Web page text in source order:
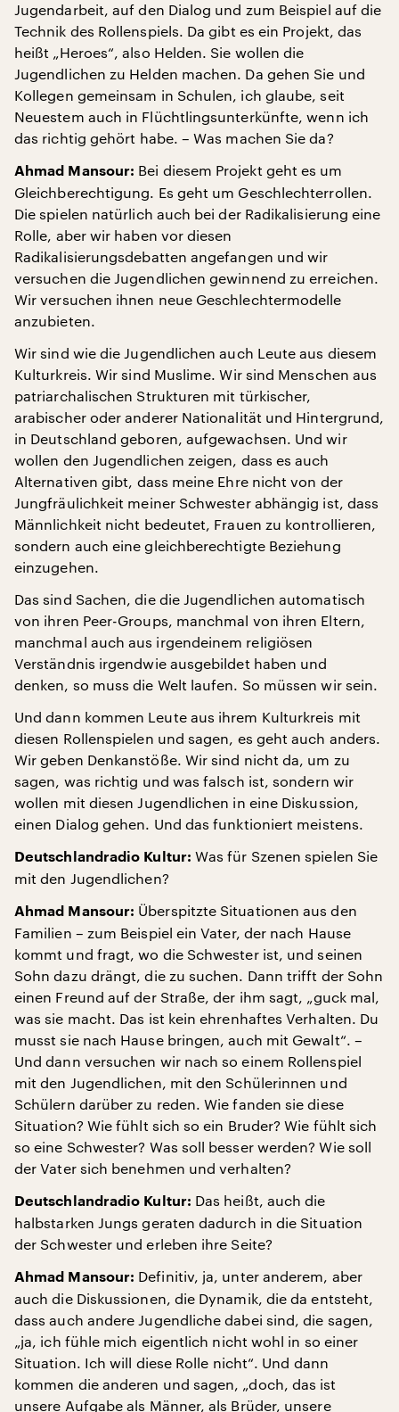
Jugendarbeit, auf den Dialog und zum Beispiel auf die
Technik des Rollenspiels. Da gibt es ein Projekt, das
heißt „Heroes“, also Helden. Sie wollen die
Jugendlichen zu Helden machen. Da gehen Sie und
Kollegen gemeinsam in Schulen, ich glaube, seit
Neuestem auch in Flüchtlingsunterkünfte, wenn ich
das richtig gehört habe. – Was machen Sie da?
Ahmad Mansour: Bei diesem Projekt geht es um
Gleichberechtigung. Es geht um Geschlechterrollen.
Die spielen natürlich auch bei der Radikalisierung eine
Rolle, aber wir haben vor diesen
Radikalisierungsdebatten angefangen und wir
versuchen die Jugendlichen gewinnend zu erreichen.
Wir versuchen ihnen neue Geschlechtermodelle
anzubieten.
Wir sind wie die Jugendlichen auch Leute aus diesem
Kulturkreis. Wir sind Muslime. Wir sind Menschen aus
patriarchalischen Strukturen mit türkischer,
arabischer oder anderer Nationalität und Hintergrund,
in Deutschland geboren, aufgewachsen. Und wir
wollen den Jugendlichen zeigen, dass es auch
Alternativen gibt, dass meine Ehre nicht von der
Jungfräulichkeit meiner Schwester abhängig ist, dass
Männlichkeit nicht bedeutet, Frauen zu kontrollieren,
sondern auch eine gleichberechtigte Beziehung
einzugehen.
Das sind Sachen, die die Jugendlichen automatisch
von ihren Peer-Groups, manchmal von ihren Eltern,
manchmal auch aus irgendeinem religiösen
Verständnis irgendwie ausgebildet haben und
denken, so muss die Welt laufen. So müssen wir sein.
Und dann kommen Leute aus ihrem Kulturkreis mit
diesen Rollenspielen und sagen, es geht auch anders.
Wir geben Denkanstöße. Wir sind nicht da, um zu
sagen, was richtig und was falsch ist, sondern wir
wollen mit diesen Jugendlichen in eine Diskussion,
einen Dialog gehen. Und das funktioniert meistens.
Deutschlandradio Kultur: Was für Szenen spielen Sie
mit den Jugendlichen?
Ahmad Mansour: Überspitzte Situationen aus den
Familien – zum Beispiel ein Vater, der nach Hause
kommt und fragt, wo die Schwester ist, und seinen
Sohn dazu drängt, die zu suchen. Dann trifft der Sohn
einen Freund auf der Straße, der ihm sagt, „guck mal,
was sie macht. Das ist kein ehrenhaftes Verhalten. Du
musst sie nach Hause bringen, auch mit Gewalt“. –
Und dann versuchen wir nach so einem Rollenspiel
mit den Jugendlichen, mit den Schülerinnen und
Schülern darüber zu reden. Wie fanden sie diese
Situation? Wie fühlt sich so ein Bruder? Wie fühlt sich
so eine Schwester? Was soll besser werden? Wie soll
der Vater sich benehmen und verhalten?
Deutschlandradio Kultur: Das heißt, auch die
halbstarken Jungs geraten dadurch in die Situation
der Schwester und erleben ihre Seite?
Ahmad Mansour: Definitiv, ja, unter anderem, aber
auch die Diskussionen, die Dynamik, die da entsteht,
dass auch andere Jugendliche dabei sind, die sagen,
„ja, ich fühle mich eigentlich nicht wohl in so einer
Situation. Ich will diese Rolle nicht“. Und dann
kommen die anderen und sagen, „doch, das ist
unsere Aufgabe als Männer, als Brüder, unsere